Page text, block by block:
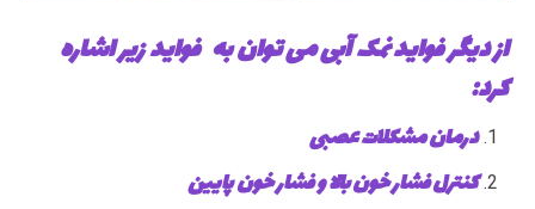
از دیگر فواید نمک آبی می توان به فواید زیر اشاره
کرد:
درمان مشکلات عصبی
کنترل فشار خون بالا و فشار خون پایین